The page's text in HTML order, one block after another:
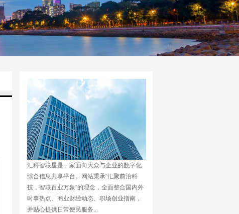
汇科智联星是一家面向大众与企业的数字化
综合信息共享平台。网站秉承“汇聚前沿科
技，智联百业万象”的理念，全面整合国内外
时事热点、商业财经动态、职场创业指南，
并贴心提供日常便民服务...